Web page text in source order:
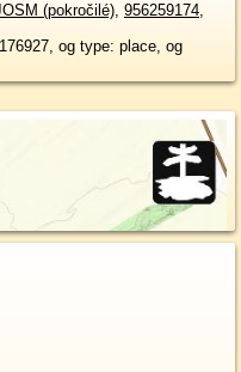
(pokročilé), 956259174,
og type: place, og